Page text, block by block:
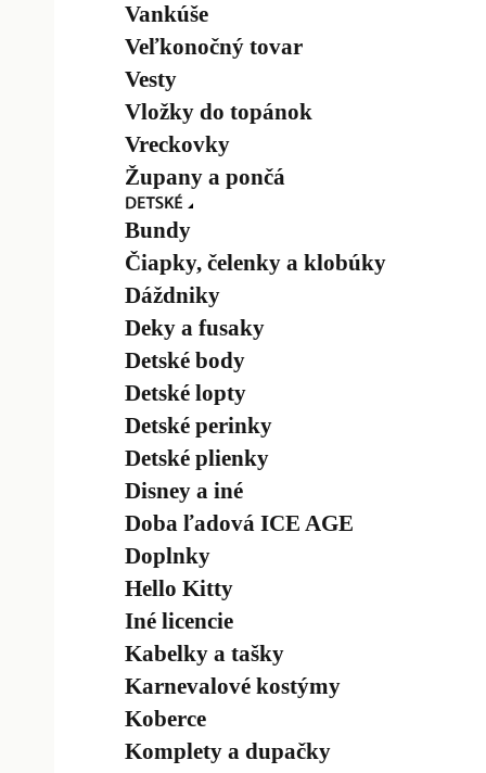
Vankúše
Veľkonočný tovar
Vesty
Vložky do topánok
Vreckovky
Župany a pončá
Bundy
Čiapky, čelenky a klobúky
Dáždniky
Deky a fusaky
Detské body
Detské lopty
Detské perinky
Detské plienky
Disney a iné
Doba ľadová ICE AGE
Doplnky
Hello Kitty
Iné licencie
Kabelky a tašky
Karnevalové kostýmy
Koberce
Komplety a dupačky